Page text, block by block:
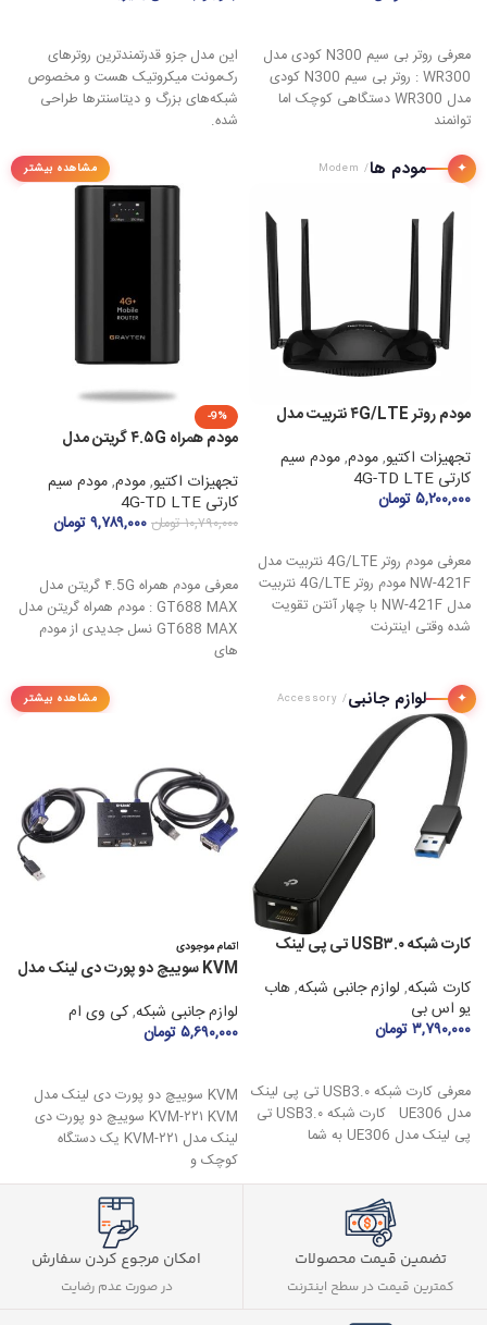
معرفی روتر بی سیم N300 کودی مدل
WR300 : روتر بی سیم N300 کودی
مدل WR300 دستگاهی کوچک اما
توانمند
این مدل جزو قدرتمندترین روترهای
رک‌مونت میکروتیک هست و مخصوص
شبکه‌های بزرگ و دیتاسنترها طراحی
شده.
✦ مودم ها/ Modem مشاهده بیشتر
مودم روتر ۴G/LTE نتربیت مدل
تجهیزات اکتیو,مودم,مودم سیم
کارتی 4G-TD LTE
۵,۲۰۰,۰۰۰تومان
معرفی مودم روتر 4G/LTE نتربیت مدل
NW-421F مودم روتر 4G/LTE نتربیت
مدل NW-421F با چهار آنتن تقویت‌
شده وقتی اینترنت
-9%
مودم همراه ۴.۵G گریتن مدل
تجهیزات اکتیو,مودم,مودم سیم
کارتی 4G-TD LTE
۱۰,۷۹۰,۰۰۰تومان۹,۷۸۹,۰۰۰تومان
معرفی مودم همراه ۴.5G گریتن مدل
GT688 MAX : مودم همراه گریتن مدل
GT688 MAX نسل جدیدی از مودم‌
های
✦ لوازم جانبی/ Accessory مشاهده بیشتر
کارت شبکه USB۳.۰ تی پی لینک
کارت شبکه, لوازم جانبی شبکه,هاب
یو اس بی
۳,۷۹۰,۰۰۰تومان
معرفی کارت شبکه USB3.۰ تی پی لینک
مدل UE306 کارت شبکه USB3.۰ تی
پی لینک مدل UE306 به شما
اتمام موجودی
KVM سوییچ دو پورت دی لینک مدل
لوازم جانبی شبکه,کی وی ام
۵,۶۹۰,۰۰۰تومان
KVM سوییچ دو پورت دی لینک مدل
KVM-۲۲۱ KVM سوییچ دو پورت دی
لینک مدل KVM-۲۲۱ یک دستگاه
کوچک و
تضمین قیمت محصولات
کمترین قیمت در سطح اینترنت
امکان مرجوع کردن سفارش
در صورت عدم رضایت